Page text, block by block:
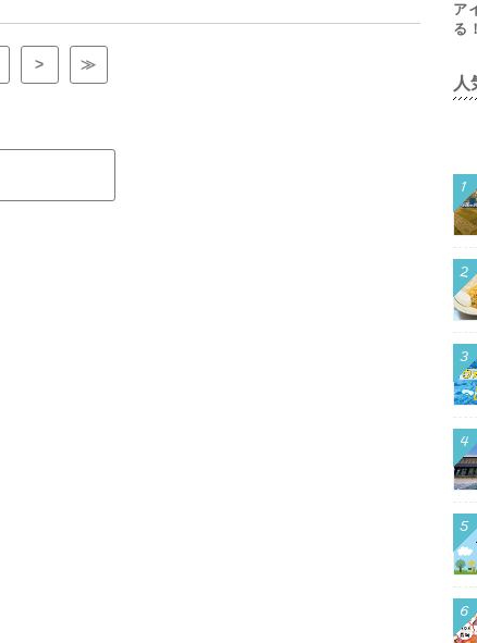
> ≫
ア
る
人